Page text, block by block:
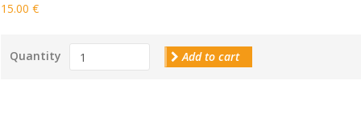
15.00 €
Quantity Add to cart